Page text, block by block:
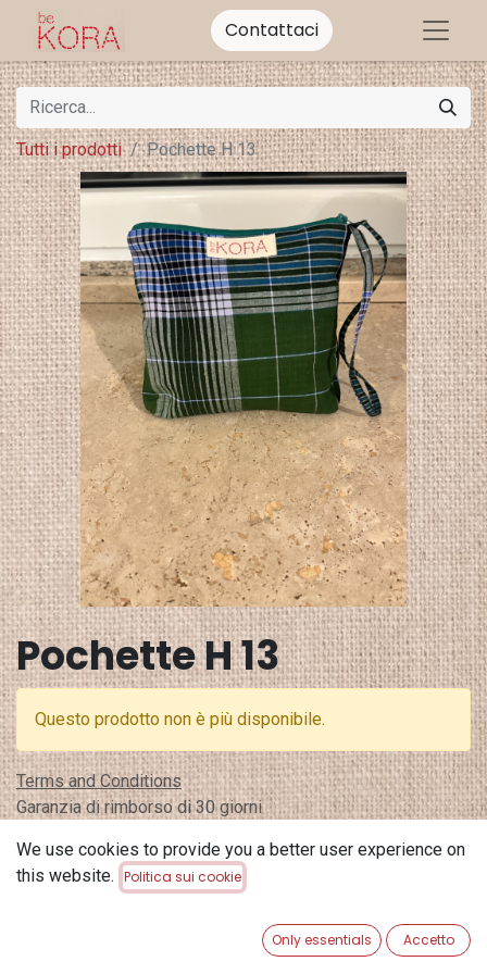
Contattaci
Tutti i prodotti Pochette H 13
Pochette H 13
Questo prodotto non è più disponibile.
Terms and Conditions
Garanzia di rimborso di 30 giorni
We use cookies to provide you a better user experience on
this website. Politica sui cookie
Only essentials Accetto